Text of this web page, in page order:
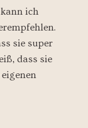
ich
sie super
dass sie